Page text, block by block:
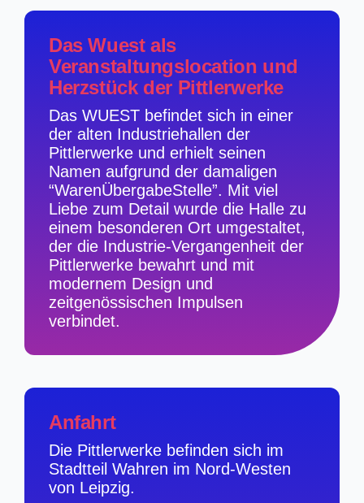
Das Wuest als
Veranstaltungslocation und
Herzstück der Pittlerwerke
Das WUEST befindet sich in einer
der alten Industriehallen der
Pittlerwerke und erhielt seinen
Namen aufgrund der damaligen
“WarenÜbergabeStelle”. Mit viel
Liebe zum Detail wurde die Halle zu
einem besonderen Ort umgestaltet,
der die Industrie-Vergangenheit der
Pittlerwerke bewahrt und mit
modernem Design und
zeitgenössischen Impulsen
verbindet.
Anfahrt
Die Pittlerwerke befinden sich im
Stadtteil Wahren im Nord-Westen
von Leipzig.